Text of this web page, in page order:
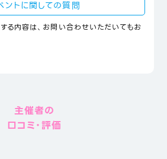
ントに関しての質問
る内容は、お問い合わせいただいてもお
主催者の
口コミ・評価